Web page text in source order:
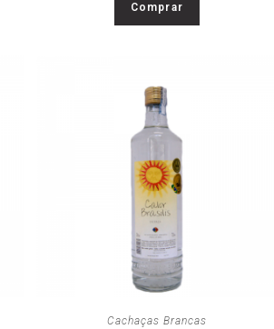
Comprar
Cachaças Brancas